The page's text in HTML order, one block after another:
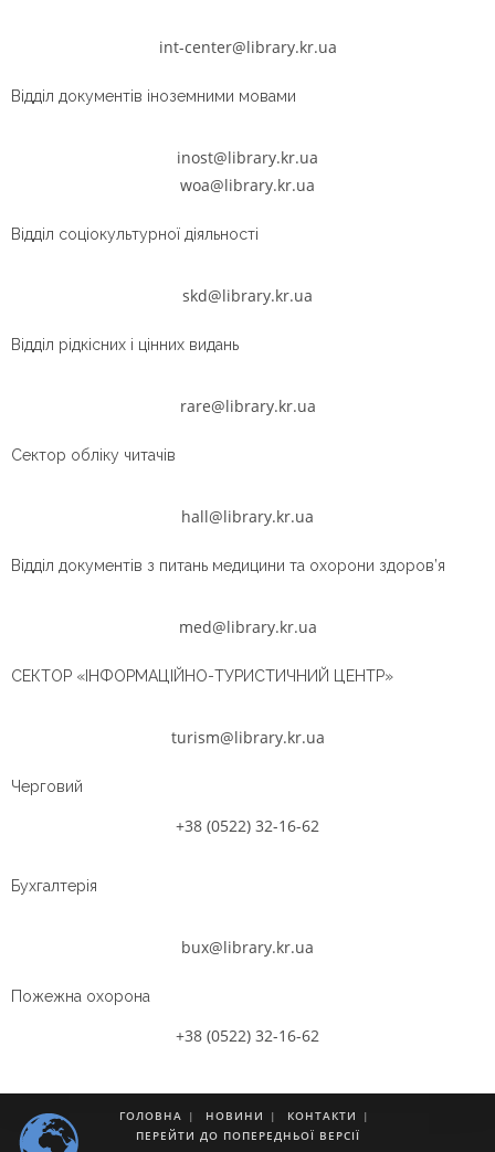
int-center@library.kr.ua
Відділ документів іноземними мовами
inost@library.kr.ua
woa@library.kr.ua
Відділ соціокультурної діяльності
skd@library.kr.ua
Відділ рідкісних і цінних видань
rare@library.kr.ua
Сектор обліку читачів
hall@library.kr.ua
Відділ документів з питань медицини та охорони здоров’я
med@library.kr.ua
СЕКТОР «ІНФОРМАЦІЙНО-ТУРИСТИЧНИЙ ЦЕНТР»
turism@library.kr.ua
Черговий
+38 (0522) 32-16-62
Бухгалтерія
bux@library.kr.ua
Пожежна охорона
+38 (0522) 32-16-62
ГОЛОВНА НОВИНИ
КОНТАКТИ
ПЕРЕЙТИ ДО ПОПЕРЕДНЬОЇ ВЕРСІЇ